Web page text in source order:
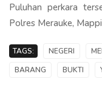
Puluhan perkara
Polres Merauke,
TAGS: NEGERI
BARANG
BUKTI